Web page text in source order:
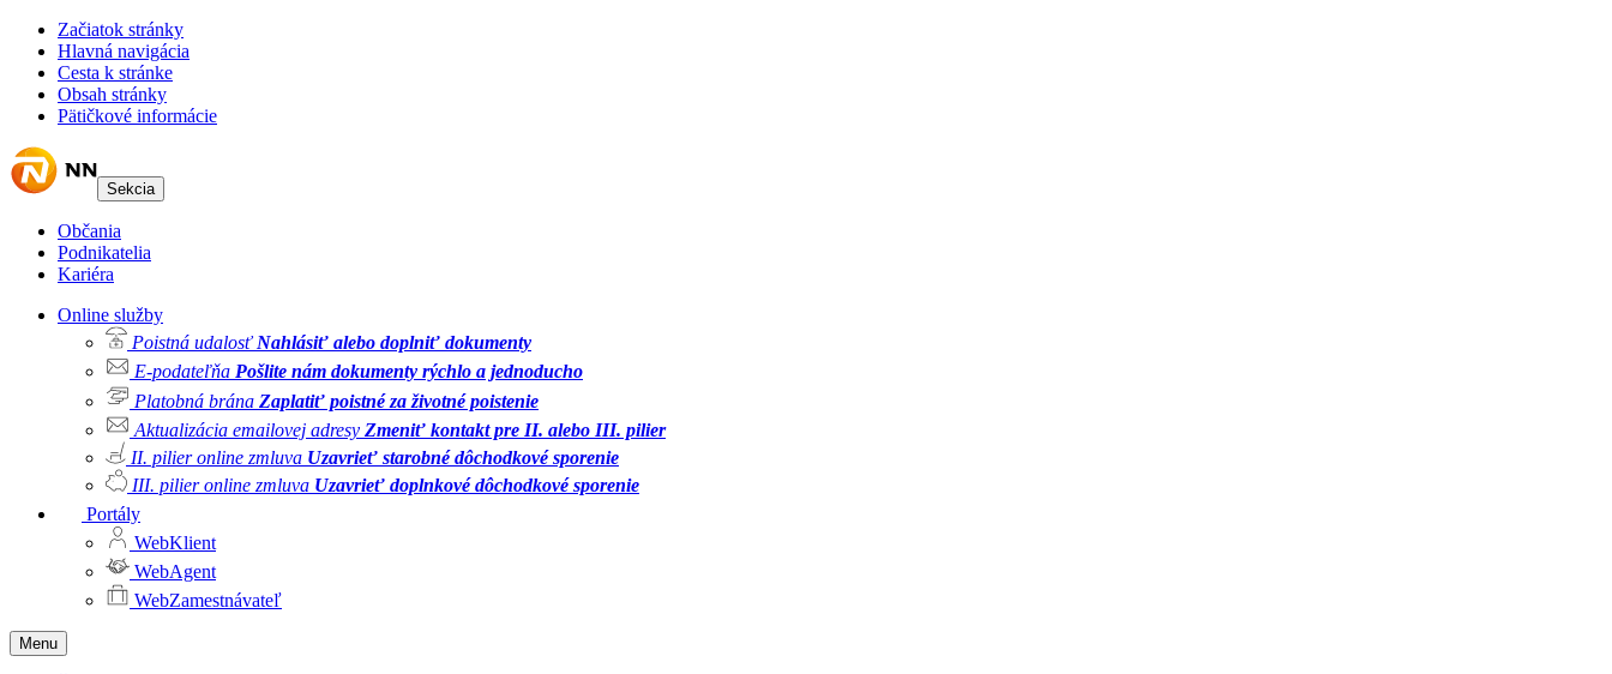
Začiatok stránky
Hlavná navigácia
Cesta k stránke
Obsah stránky
Pätičkové informácie
Sekcia
Občania
Podnikatelia
Kariéra
Online služby
Poistná udalosť Nahlásiť alebo doplniť dokumenty
E-podateľňa Pošlite nám dokumenty rýchlo a jednoducho
Platobná brána Zaplatiť poistné za životné poistenie
Aktualizácia emailovej adresy Zmeniť kontakt pre II. alebo III. pilier
II. pilier online zmluva Uzavrieť starobné dôchodkové sporenie
III. pilier online zmluva Uzavrieť doplnkové dôchodkové sporenie
Portály
WebKlient
WebAgent
WebZamestnávateľ
Menu